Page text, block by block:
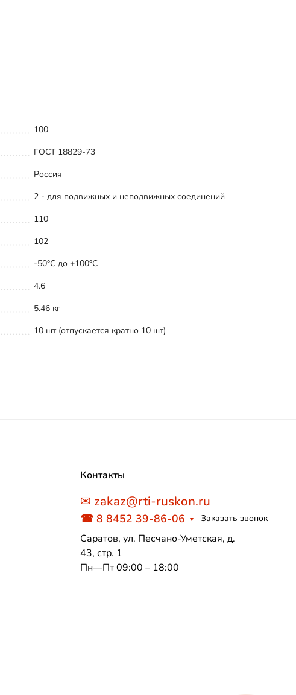
100
ГОСТ 18829-73
Россия
2 - для подвижных и неподвижных соединений
110
102
-50°С до +100°С
4.6
5.46 кг
10 шт (отпускается кратно 10 шт)
Контакты
✉ zakaz@rti-ruskon.ru
☎ 8 8452 39-86-06 Заказать звонок
Саратов, ул. Песчано-Уметская, д.
43, стр. 1
Пн—Пт 09:00 – 18:00